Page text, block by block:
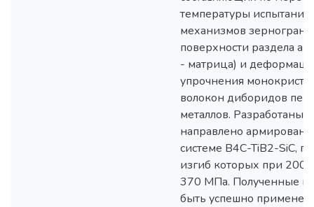
температуры
механизмов
поверхности раздела
- матрица) и
упрочнения
волокон диборидов
металлов. Разработаны
направлено
системе B4C-TiB2-SiC,
изгиб которых при 2000
370 МПа. Полученные
быть успешно